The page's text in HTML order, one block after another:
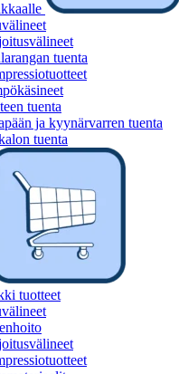
tuenta
tuenta
ja kyynärvarren tuenta
tuenta
tuotteet